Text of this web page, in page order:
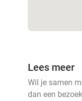
Lees meer
Wil je samen
dan een